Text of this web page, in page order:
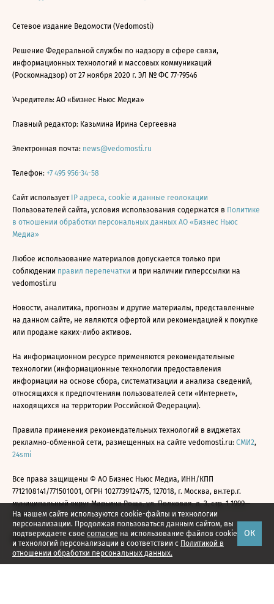
На нашем сайте используются cookie-файлы и технологии
персонализации. Продолжая пользоваться данным сайтом, вы
подтверждаете свое согласие на использование файлов cookie
и технологий персонализации в соответствии с Политикой в
отношении обработки персональных данных.
ОК
Сетевое издание Ведомости (Vedomosti)
Решение Федеральной службы по надзору в сфере связи,
информационных технологий и массовых коммуникаций
(Роскомнадзор) от 27 ноября 2020 г. ЭЛ № ФС 77-79546
Учредитель: АО «Бизнес Ньюс Медиа»
Главный редактор: Казьмина Ирина Сергеевна
Электронная почта: news@vedomosti.ru
Телефон: +7 495 956-34-58
Сайт использует IP адреса, cookie и данные геолокации
Пользователей сайта, условия использования содержатся в Политике
в отношении обработки персональных данных АО «Бизнес Ньюс
Медиа»
Любое использование материалов допускается только при
соблюдении правил перепечатки и при наличии гиперссылки на
vedomosti.ru
Новости, аналитика, прогнозы и другие материалы, представленные
на данном сайте, не являются офертой или рекомендацией к покупке
или продаже каких-либо активов.
На информационном ресурсе применяются рекомендательные
технологии (информационные технологии предоставления
информации на основе сбора, систематизации и анализа сведений,
относящихся к предпочтениям пользователей сети «Интернет»,
находящихся на территории Российской Федерации).
Правила применения рекомендательных технологий в виджетах
рекламно-обменной сети, размещенных на сайте vedomosti.ru: СМИ2,
24smi
Все права защищены © АО Бизнес Ньюс Медиа, ИНН/КПП
7712108141/771501001, ОГРН 1027739124775, 127018, г. Москва, вн.тер.г.
муниципальный округ Марьина Роща, ул. Полковая, д. 3, стр. 1 1999—
2026